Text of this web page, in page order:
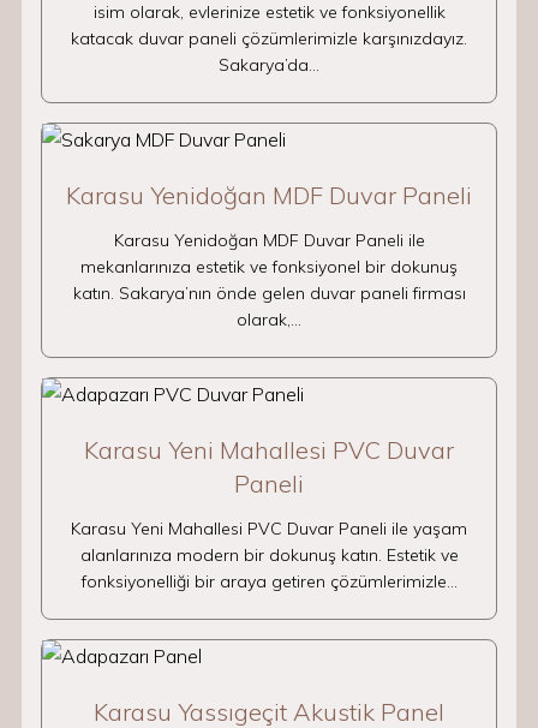
isim olarak, evlerinize estetik ve fonksiyonellik
katacak duvar paneli çözümlerimizle karşınızdayız.
Sakarya’da…
Karasu Yenidoğan MDF Duvar Paneli
Karasu Yenidoğan MDF Duvar Paneli ile
mekanlarınıza estetik ve fonksiyonel bir dokunuş
katın. Sakarya’nın önde gelen duvar paneli firması
olarak,…
Karasu Yeni Mahallesi PVC Duvar
Paneli
Karasu Yeni Mahallesi PVC Duvar Paneli ile yaşam
alanlarınıza modern bir dokunuş katın. Estetik ve
fonksiyonelliği bir araya getiren çözümlerimizle…
Karasu Yassıgeçit Akustik Panel